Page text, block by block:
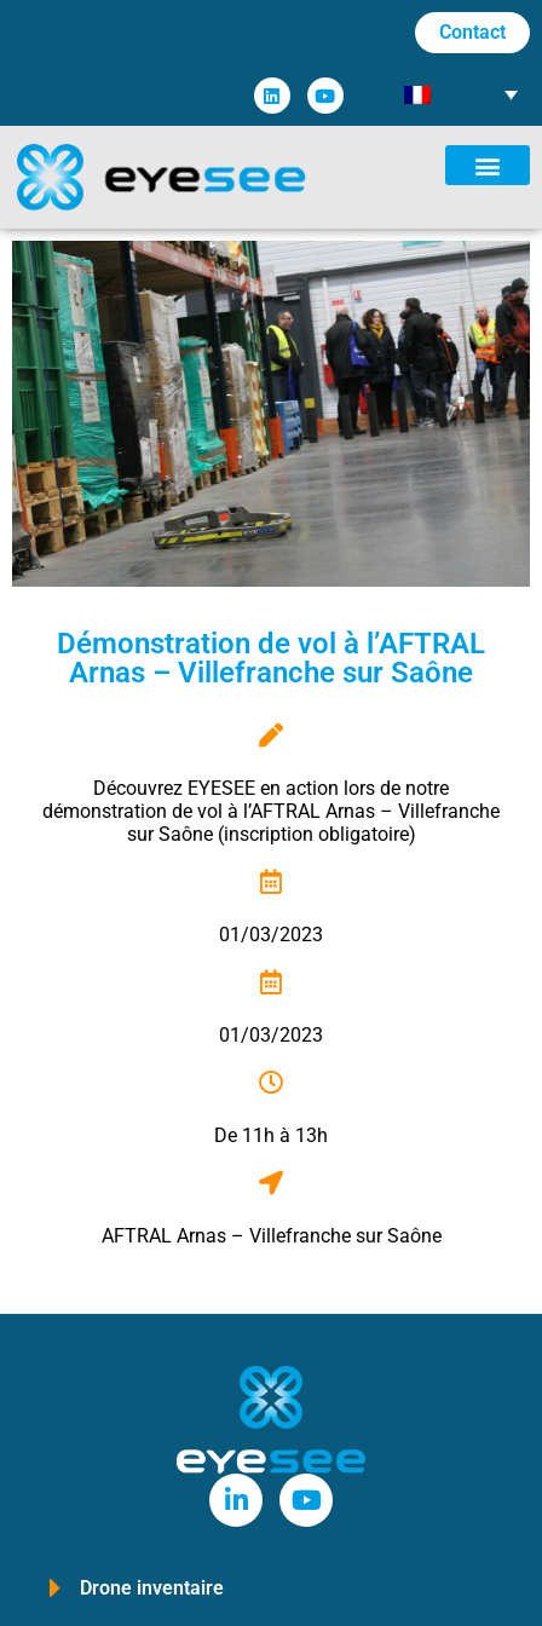
Contact
Démonstration de vol à l’AFTRAL
Arnas – Villefranche sur Saône
Découvrez EYESEE en action lors de notre
démonstration de vol à l’AFTRAL Arnas – Villefranche
sur Saône (inscription obligatoire)
01/03/2023
01/03/2023
De 11h à 13h
AFTRAL Arnas – Villefranche sur Saône
Drone inventaire